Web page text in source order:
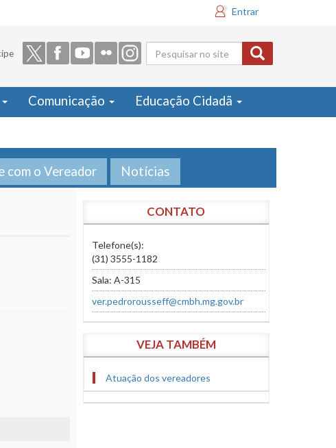
Entrar
Formulário
de busca
Comunicação Educação Cidadã
com o Vereador Notícias
CONTATO
Telefone(s):
(31) 3555-1182
Sala: A-315
ver.pedrorousseff@cmbh.mg.gov.br
VEJA TAMBÉM
Atuação dos vereadores